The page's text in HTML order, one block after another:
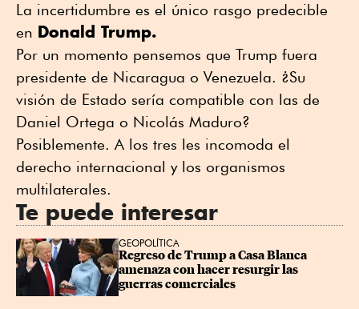
La incertidumbre es el único rasgo predecible
en Donald Trump.
Por un momento pensemos que Trump fuera
presidente de Nicaragua o Venezuela. ¿Su
visión de Estado sería compatible con las de
Daniel Ortega o Nicolás Maduro?
Posiblemente. A los tres les incomoda el
derecho internacional y los organismos
multilaterales.
Te puede interesar
GEOPOLÍTICA
Regreso de Trump a Casa Blanca
amenaza con hacer resurgir las
guerras comerciales